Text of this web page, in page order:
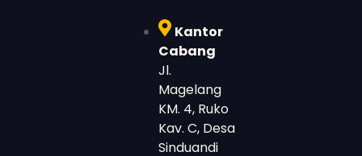
Kantor
Cabang
Jl.
Magelang
KM. 4, Ruko
Kav. C, Desa
Sinduandi